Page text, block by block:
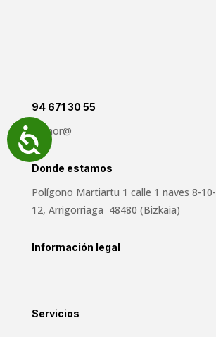
Accesibilidad
94 671 30 55
aldinor@
Donde estamos
Polígono Martiartu 1 calle 1 naves 8-10-
12, Arrigorriaga 48480 (Bizkaia)
Información legal
Servicios